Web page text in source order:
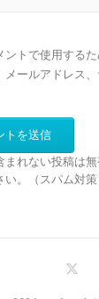
ントで使用する
メールアドレス
まれない投稿は
。（スパム対策